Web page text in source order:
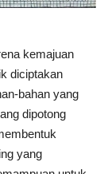
kemajuan
diciptakan
bahan yang
dipotong
yang